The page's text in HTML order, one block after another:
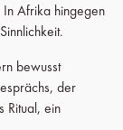
Afrika hingegen
bewusst
der
Ritual, ein